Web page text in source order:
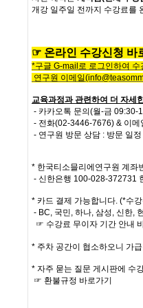
개강 일주일 전까지 수강료를
☞ 온라인 수강신청 바
*구글 G-mail로 로그인하여
연구원 이메일
교육과정과 관련하여 더 자세
- 카카오톡 문의(월-금 09:30-
- 전화(02-3446-7676) & 이메
- 연구원 방문 상담 : 방문 일
* 한국티소믈리에연구원 계좌
- 신한은행 100-028-372731
* 카드 결제 가능합니다. (*수
- BC, 국민, 하나, 삼성, 신한,
☞ 수강료 무이자 기간 안내
* 주차 공간이 협소하오니 가
* 자주 묻는 질문 게시판에 수
☞ 환불규정 바로가기